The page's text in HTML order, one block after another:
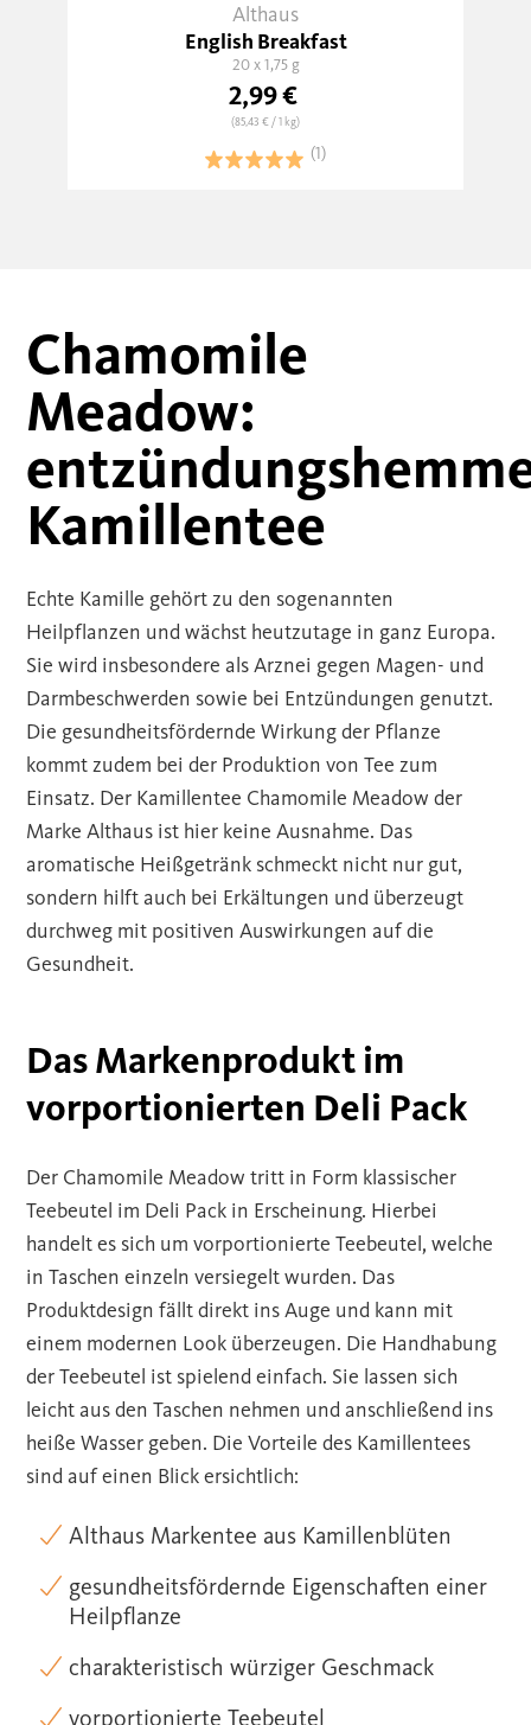
Althaus
English Breakfast
20 x 1,75 g
2,99 €
(85,43 €/ 1 kg)
(1)
Chamomile
Meadow:
Kamillentee
Echte Kamille gehört zu den sogenannten
Heilpflanzen und wächst heutzutage in ganz Europa.
Sie wird insbesondere als Arznei gegen Magen- und
Darmbeschwerden sowie bei Entzündungen genutzt.
Die gesundheitsfördernde Wirkung der Pflanze
kommt zudem bei der Produktion von Tee zum
Einsatz. Der Kamillentee Chamomile Meadow der
Marke Althaus ist hier keine Ausnahme. Das
aromatische Heißgetränk schmeckt nicht nur gut,
sondern hilft auch bei Erkältungen und überzeugt
durchweg mit positiven Auswirkungen auf die
Gesundheit.
Das Markenprodukt im
vorportionierten Deli Pack
Der Chamomile Meadow tritt in Form klassischer
Teebeutel im Deli Pack in Erscheinung. Hierbei
handelt es sich um vorportionierte Teebeutel, welche
in Taschen einzeln versiegelt wurden. Das
Produktdesign fällt direkt ins Auge und kann mit
einem modernen Look überzeugen. Die Handhabung
der Teebeutel ist spielend einfach. Sie lassen sich
leicht aus den Taschen nehmen und anschließend ins
heiße Wasser geben. Die Vorteile des Kamillentees
sind auf einen Blick ersichtlich:
Althaus Markentee aus Kamillenblüten
gesundheitsfördernde Eigenschaften einer
Heilpflanze
charakteristisch würziger Geschmack
vorportionierte Teebeutel